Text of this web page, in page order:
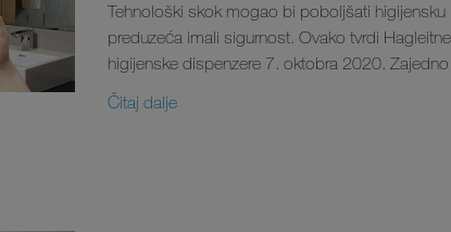
Tehnološki skok mogao bi poboljšati
preduzeća imali sigurnost. Ovako tvrdi
higijenske dispenzere 7. oktobra 2020.
Čitaj dalje